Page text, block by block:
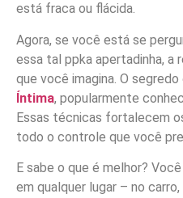
está fraca ou flácida.
Agora, se você está se
essa tal ppka apertadinha, a
que você imagina. O
Íntima, popularmente
Essas técnicas fortalecem
todo o controle que você
E sabe o que é melhor?
em qualquer lugar – no